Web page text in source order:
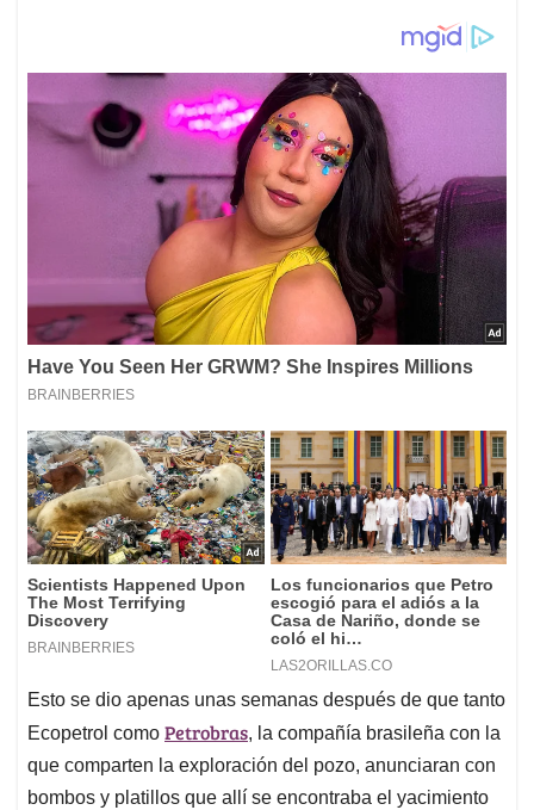
Esto se dio apenas unas semanas después de que tanto
Ecopetrol como Petrobras, la compañía brasileña con la
que comparten la exploración del pozo, anunciaran con
bombos y platillos que allí se encontraba el yacimiento